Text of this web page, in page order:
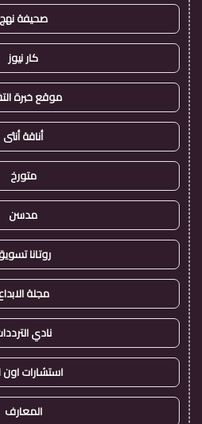
صحيفة نهج
كار نيوز
موقع خبرة
أناقة أنثى
متورخ
مدسن
روتانا
مجلة
نادي
استشارات اون
المعارف